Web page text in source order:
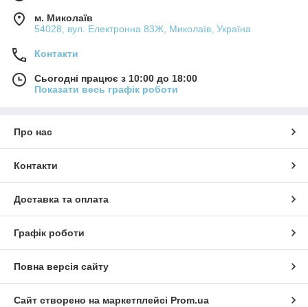
м. Миколаїв
54028, вул. Електронна 83Ж, Миколаїв, Україна
Контакти
Сьогодні працює з 10:00 до 18:00
Показати весь графік роботи
Про нас
Контакти
Доставка та оплата
Графік роботи
Повна версія сайту
Сайт створено на маркетплейсі Prom.ua